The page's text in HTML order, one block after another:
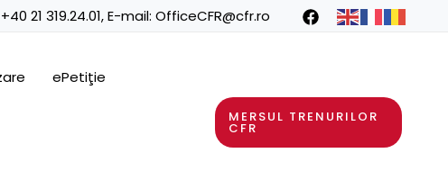
+40 21 319.24.01, E-mail: OfficeCFR@cfr.ro
ePetiţie
MERSUL TRENURILOR
CFR